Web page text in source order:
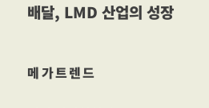
배달, LMD 산업의 성장
메가트렌드